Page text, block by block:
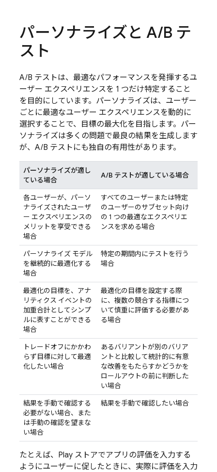
パーソナライズと A/B テ
スト
A/B テストは、最適なパフォーマンスを発揮するユ
ーザー エクスペリエンスを 1 つだけ特定すること
を目的にしています。パーソナライズは、ユーザー
ごとに最適なユーザー エクスペリエンスを動的に
選択することで、目標の最大化を目指します。パー
ソナライズは多くの問題で最良の結果を生成します
が、A/B テストにも独自の有用性があります。
パーソナライズが適し
ている場合
A/B テストが適している場合
各ユーザーが、パーソ
ナライズされたユーザ
ー エクスペリエンスの
メリットを享受できる
場合
すべてのユーザーまたは特定
のユーザーのサブセット向け
の 1 つの最適なエクスペリエ
ンスを求める場合
パーソナライズ モデル
を継続的に最適化する
場合
特定の期間内にテストを行う
場合
最適化の目標を、アナ
リティクス イベントの
加重合計としてシンプ
ルに表すことができる
場合
最適化の目標を設定する際
に、複数の競合する指標につ
いて慎重に評価する必要があ
る場合
トレードオフにかかわ
らず目標に対して最適
化したい場合
あるバリアントが別のバリア
ントと比較して統計的に有意
な改善をもたらすかどうかを
ロールアウトの前に判断した
い場合
結果を手動で確認する
必要がない場合、また
は手動の確認を望まな
い場合
結果を手動で確認したい場合
たとえば、Play ストアでアプリの評価を入力する
ようにユーザーに促したときに、実際に評価を入力